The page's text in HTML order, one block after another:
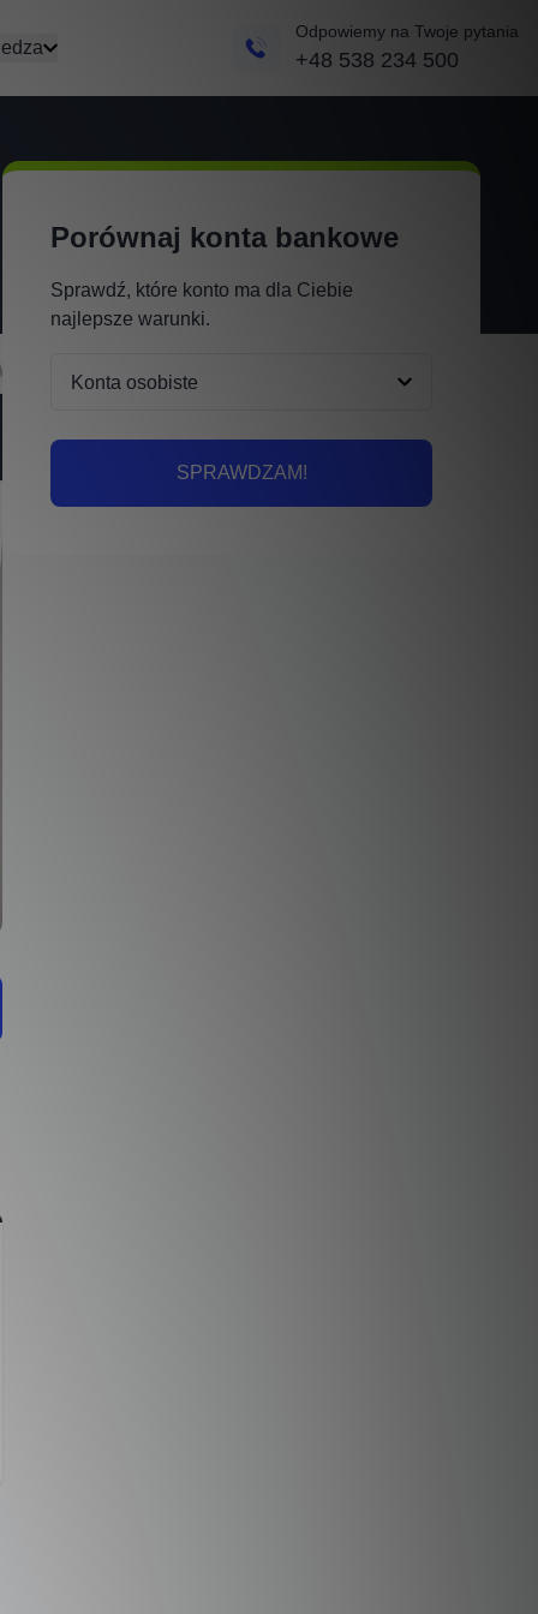
Odpowiemy na Twoje pytania
+48 538 234 500
Porównaj konta bankowe
Sprawdź, które konto ma dla Ciebie
najlepsze warunki.
SPRAWDZAM!